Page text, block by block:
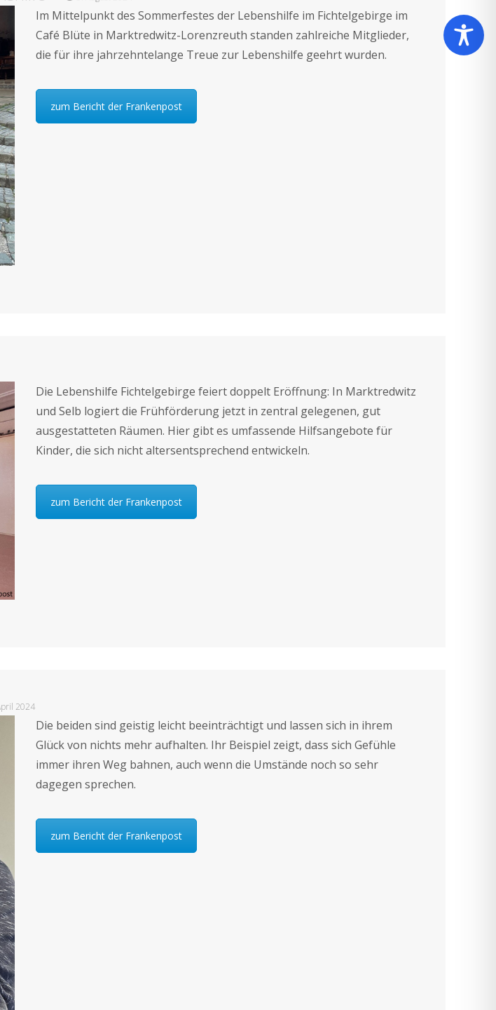
Im Mittelpunkt des Sommerfestes der Lebenshilfe im Fichtelgebirge im
Café Blüte in Marktredwitz-Lorenzreuth standen zahlreiche Mitglieder,
die für ihre jahrzehntelange Treue zur Lebenshilfe geehrt wurden.
zum Bericht der Frankenpost
Die Lebenshilfe Fichtelgebirge feiert doppelt Eröffnung: In Marktredwitz
und Selb logiert die Frühförderung jetzt in zentral gelegenen, gut
ausgestatteten Räumen. Hier gibt es umfassende Hilfsangebote für
Kinder, die sich nicht altersentsprechend entwickeln.
zum Bericht der Frankenpost
2024
Die beiden sind geistig leicht beeinträchtigt und lassen sich in ihrem
Glück von nichts mehr aufhalten. Ihr Beispiel zeigt, dass sich Gefühle
immer ihren Weg bahnen, auch wenn die Umstände noch so sehr
dagegen sprechen.
zum Bericht der Frankenpost